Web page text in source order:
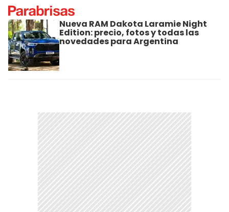
Nueva RAM Dakota Laramie Night
Edition: precio, fotos y todas las
novedades para Argentina